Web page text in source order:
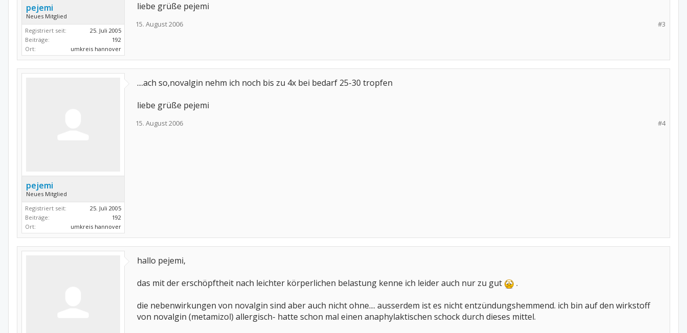
pejemi
Neues Mitglied
Registriert seit:
25. Juli 2005
Beiträge:
192
Ort:
umkreis hannover
liebe grüße pejemi
#3
15. August 2006
pejemi
Neues Mitglied
Registriert seit:
25. Juli 2005
Beiträge:
192
Ort:
umkreis hannover
....ach so,novalgin nehm ich noch bis zu 4x bei bedarf 25-30 tropfen
liebe grüße pejemi
#4
15. August 2006
hallo pejemi,
das mit der erschöpftheit nach leichter körperlichen belastung kenne ich leider auch nur zu gut
.
die nebenwirkungen von novalgin sind aber auch nicht ohne.... ausserdem ist es nicht entzündungshemmend. ich bin auf den wirkstoff
von novalgin (metamizol) allergisch- hatte schon mal einen anaphylaktischen schock durch dieses mittel.